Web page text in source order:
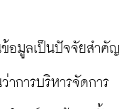
อมูลเป็นปัจจัยสำคัญ
าการบริหารจัดการ